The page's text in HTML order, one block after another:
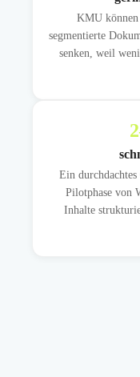
KMU
segmentierte
senken, weil
2
Ein
Pilotphase von
Inhalte